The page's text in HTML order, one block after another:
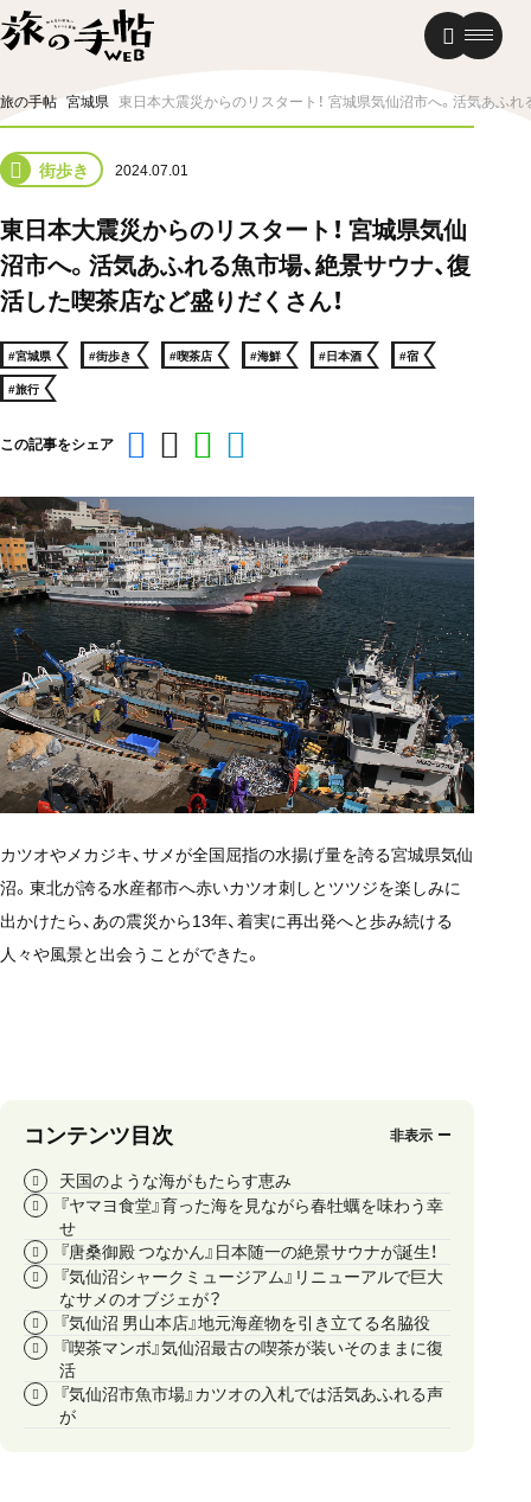
旅の手帖 宮城県 東日本大震災からのリスタート！ 宮城県気仙沼市へ。活気あふれ
街歩き 2024.07.01
東日本大震災からのリスタート！ 宮城県気仙
沼市へ。活気あふれる魚市場、絶景サウナ、復
活した喫茶店など盛りだくさん！
#宮城県 #街歩き #喫茶店 #海鮮 #日本酒
#宿
#旅行
この記事をシェア
カツオやメカジキ、サメが全国屈指の水揚げ量を誇る宮城県気仙
沼。東北が誇る水産都市へ赤いカツオ刺しとツツジを楽しみに
出かけたら、あの震災から13年、着実に再出発へと歩み続ける
人々や風景と出会うことができた。
コンテンツ目次
天国のような海がもたらす恵み
『ヤマヨ食堂』育った海を見ながら春牡蠣を味わう幸
せ
『唐桑御殿 つなかん』日本随一の絶景サウナが誕生！
『気仙沼シャークミュージアム』リニューアルで巨大
なサメのオブジェが？
『気仙沼 男山本店』地元海産物を引き立てる名脇役
『喫茶マンボ』気仙沼最古の喫茶が装いそのままに復
活
『気仙沼市魚市場』カツオの入札では活気あふれる声
が
温泉
グルメ
街歩き
ニュース
新着記事